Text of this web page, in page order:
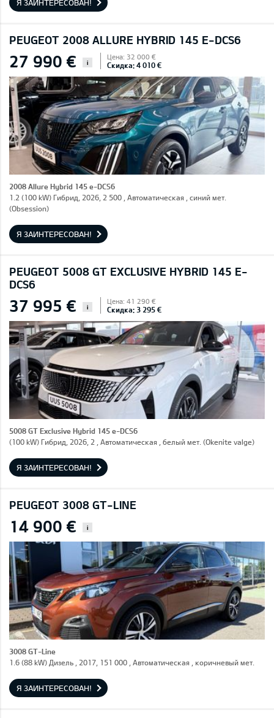
Я ЗАИНТЕРЕСОВАН!
PEUGEOT 2008 ALLURE HYBRID 145 E-DCS6
27 990 € i
Цена: 32 000 €
Скидка: 4 010 €
2008 Allure Hybrid 145 e-DCS6
1.2 (100 kW) Гибрид, 2026, 2 500 , Автоматическая , синий мет.
(Obsession)
Я ЗАИНТЕРЕСОВАН!
PEUGEOT 5008 GT EXCLUSIVE HYBRID 145 E-
DCS6
37 995 € i
Цена: 41 290 €
Скидка: 3 295 €
5008 GT Exclusive Hybrid 145 e-DCS6
(100 kW) Гибрид, 2026, 2 , Автоматическая , белый мет. (Okenite valge)
Я ЗАИНТЕРЕСОВАН!
PEUGEOT 3008 GT-LINE
14 900 € i
3008 GT-Line
1.6 (88 kW) Дизель , 2017, 151 000 , Автоматическая , коричневый мет.
Я ЗАИНТЕРЕСОВАН!